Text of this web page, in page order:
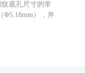
纹底孔尺寸的常
Φ5.18mm），并